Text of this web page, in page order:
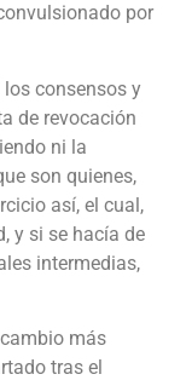
por
consensos y
de revocación
ni la
son quienes,
así, el cual,
y si se hacía de
intermedias,
más
tras el